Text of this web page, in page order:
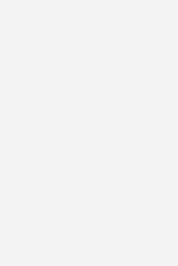
einverstanden, über
Abmeldung ist
Daten finden Sie